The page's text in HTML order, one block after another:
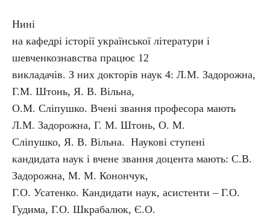
Нині
на кафедрі історії української літератури і
шевченкознавства працює 12
викладачів. З них докторів наук 4: Л.М. Задорожна,
Г.М. Штонь, Я. В. Вільна,
О.М. Сліпушко. Вчені звання професора мають
Л.М. Задорожна, Г. М. Штонь, О. М.
Сліпушко, Я. В. Вільна. Наукові ступені
кандидата наук і вчене звання доцента мають: С.В.
Задорожна, М. М. Конончук,
Г.О. Усатенко. Кандидати наук, асистенти – Г.О.
Гудима, Г.О. Шкрабалюк, Є.О.